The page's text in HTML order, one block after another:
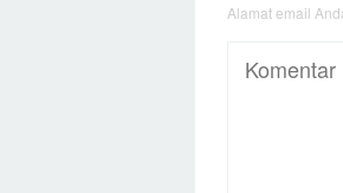
Alamat email